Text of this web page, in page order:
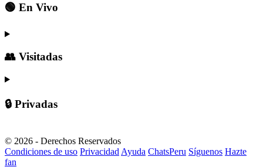
🟢 En Vivo
👥 Visitadas
🔒 Privadas
© 2026 - Derechos Reservados
Condiciones de uso Privacidad Ayuda ChatsPeru Síguenos Hazte
fan